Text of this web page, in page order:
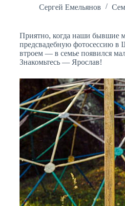
Сергей Емельянов
Приятно, когда наши бывшие
предсвадебную фотосессию
втроем — в семье появился
Знакомьтесь — Ярослав!